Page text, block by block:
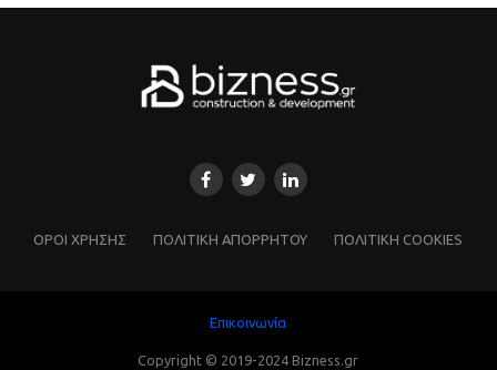
ΌΡΟΙ ΧΡΗΣΗΣ ΠΟΛΙΤΙΚΗ ΑΠΟΡΡΗΤΟΥ ΠΟΛΙΤΙΚΗ COOKIES
Επικοινωνία
Copyright © 2019-2024 Bizness.gr